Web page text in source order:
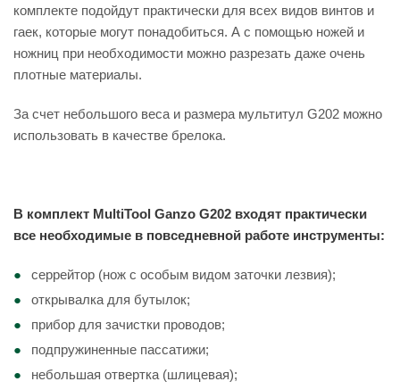
комплекте подойдут практически для всех видов винтов и
гаек, которые могут понадобиться. А с помощью ножей и
ножниц при необходимости можно разрезать даже очень
плотные материалы.
За счет небольшого веса и размера мультитул G202 можно
использовать в качестве брелока.
В комплект MultiTool Ganzo G202 входят практически
все необходимые в повседневной работе инструменты:
серрейтор (нож с особым видом заточки лезвия);
открывалка для бутылок;
прибор для зачистки проводов;
подпружиненные пассатижи;
небольшая отвертка (шлицевая);